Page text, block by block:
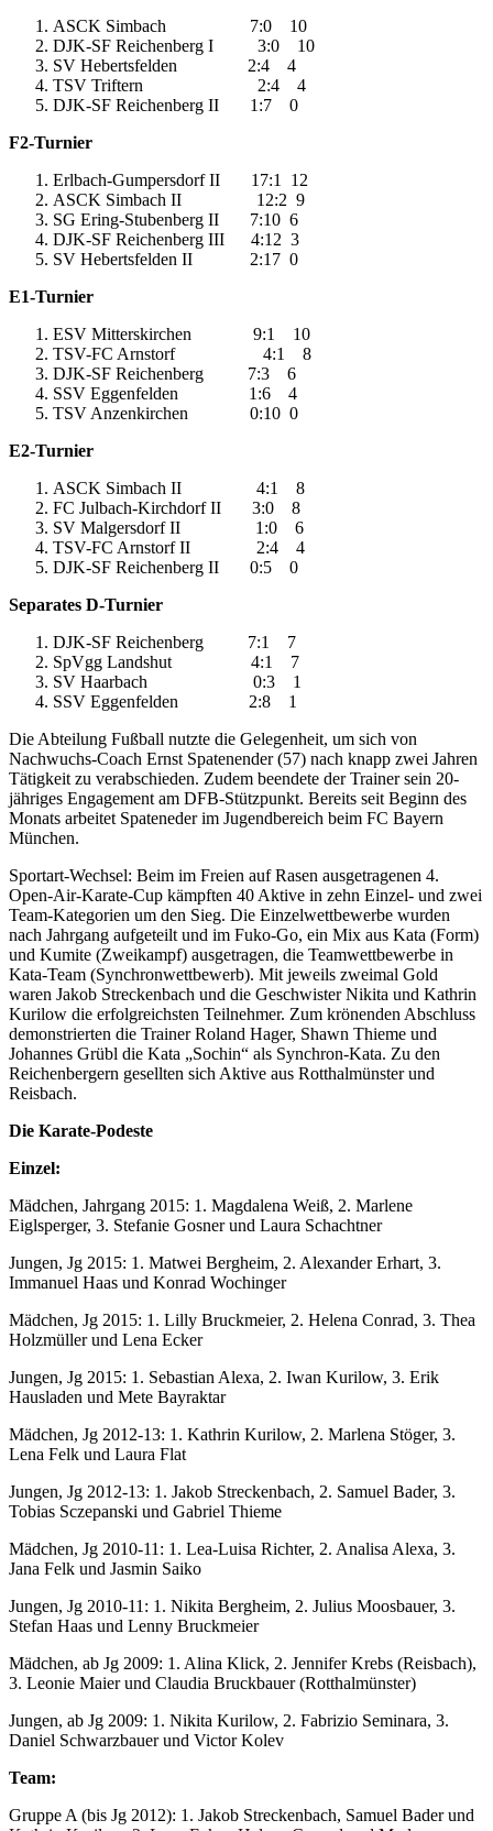
ASCK Simbach 7:0 10
DJK-SF Reichenberg I 3:0 10
SV Hebertsfelden 2:4 4
TSV Triftern 2:4 4
DJK-SF Reichenberg II 1:7 0
F2-Turnier
Erlbach-Gumpersdorf II 17:1 12
ASCK Simbach II 12:2 9
SG Ering-Stubenberg II 7:10 6
DJK-SF Reichenberg III 4:12 3
SV Hebertsfelden II 2:17 0
E1-Turnier
ESV Mitterskirchen 9:1 10
TSV-FC Arnstorf 4:1 8
DJK-SF Reichenberg 7:3 6
SSV Eggenfelden 1:6 4
TSV Anzenkirchen 0:10 0
E2-Turnier
ASCK Simbach II 4:1 8
FC Julbach-Kirchdorf II 3:0 8
SV Malgersdorf II 1:0 6
TSV-FC Arnstorf II 2:4 4
DJK-SF Reichenberg II 0:5 0
Separates D-Turnier
DJK-SF Reichenberg 7:1 7
SpVgg Landshut 4:1 7
SV Haarbach 0:3 1
SSV Eggenfelden 2:8 1
Die Abteilung Fußball nutzte die Gelegenheit, um sich von
Nachwuchs-Coach Ernst Spatenender (57) nach knapp zwei Jahren
Tätigkeit zu verabschieden. Zudem beendete der Trainer sein 20-
jähriges Engagement am DFB-Stützpunkt. Bereits seit Beginn des
Monats arbeitet Spateneder im Jugendbereich beim FC Bayern
München.
Sportart-Wechsel: Beim im Freien auf Rasen ausgetragenen 4.
Open-Air-Karate-Cup kämpften 40 Aktive in zehn Einzel- und zwei
Team-Kategorien um den Sieg. Die Einzelwettbewerbe wurden
nach Jahrgang aufgeteilt und im Fuko-Go, ein Mix aus Kata (Form)
und Kumite (Zweikampf) ausgetragen, die Teamwettbewerbe in
Kata-Team (Synchronwettbewerb). Mit jeweils zweimal Gold
waren Jakob Streckenbach und die Geschwister Nikita und Kathrin
Kurilow die erfolgreichsten Teilnehmer. Zum krönenden Abschluss
demonstrierten die Trainer Roland Hager, Shawn Thieme und
Johannes Grübl die Kata „Sochin“ als Synchron-Kata. Zu den
Reichenbergern gesellten sich Aktive aus Rotthalmünster und
Reisbach.
Die Karate-Podeste
Einzel:
Mädchen, Jahrgang 2015: 1. Magdalena Weiß, 2. Marlene
Eiglsperger, 3. Stefanie Gosner und Laura Schachtner
Jungen, Jg 2015: 1. Matwei Bergheim, 2. Alexander Erhart, 3.
Immanuel Haas und Konrad Wochinger
Mädchen, Jg 2015: 1. Lilly Bruckmeier, 2. Helena Conrad, 3. Thea
Holzmüller und Lena Ecker
Jungen, Jg 2015: 1. Sebastian Alexa, 2. Iwan Kurilow, 3. Erik
Hausladen und Mete Bayraktar
Mädchen, Jg 2012-13: 1. Kathrin Kurilow, 2. Marlena Stöger, 3.
Lena Felk und Laura Flat
Jungen, Jg 2012-13: 1. Jakob Streckenbach, 2. Samuel Bader, 3.
Tobias Sczepanski und Gabriel Thieme
Mädchen, Jg 2010-11: 1. Lea-Luisa Richter, 2. Analisa Alexa, 3.
Jana Felk und Jasmin Saiko
Jungen, Jg 2010-11: 1. Nikita Bergheim, 2. Julius Moosbauer, 3.
Stefan Haas und Lenny Bruckmeier
Mädchen, ab Jg 2009: 1. Alina Klick, 2. Jennifer Krebs (Reisbach),
3. Leonie Maier und Claudia Bruckbauer (Rotthalmünster)
Jungen, ab Jg 2009: 1. Nikita Kurilow, 2. Fabrizio Seminara, 3.
Daniel Schwarzbauer und Victor Kolev
Team:
Gruppe A (bis Jg 2012): 1. Jakob Streckenbach, Samuel Bader und